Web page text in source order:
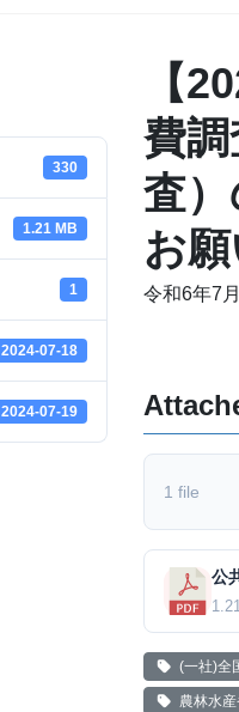
330
1.21 MB
1
2024-07-18
2024-07-19
【
費
査
お願
令和6年7
1 file
(一社)全
農林水